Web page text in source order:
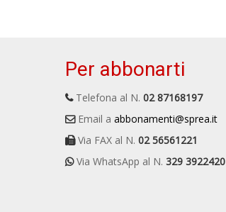
Per abbonarti
Telefona al N. 02 87168197
Email a abbonamenti@sprea.it
Via FAX al N. 02 56561221
Via WhatsApp al N. 329 3922420